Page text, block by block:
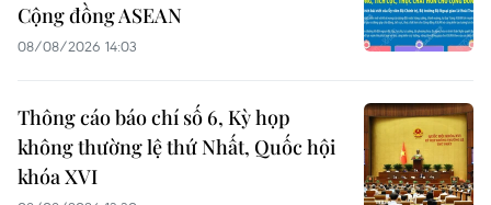
Cộng đồng ASEAN
08/08/2026 14:03
Thông cáo báo chí số 6, Kỳ họp
không thường lệ thứ Nhất, Quốc hội
khóa XVI